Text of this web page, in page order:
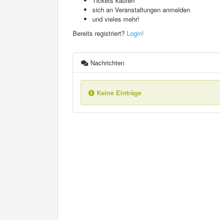
sich an Veranstaltungen anmelden
und vieles mehr!
Bereits registriert? Login!
Nachrichten
Keine Einträge